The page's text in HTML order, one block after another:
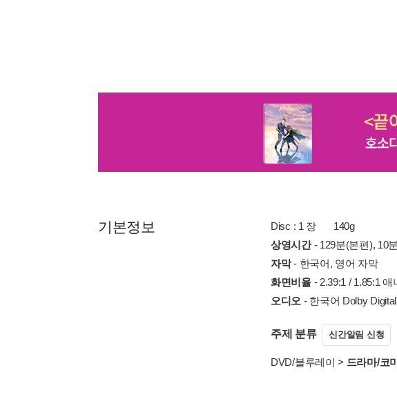
기본정보 Disc : 1 장
140g
상영시간- 129분(본편), 10
자막- 한국어, 영어 자막
화면비율- 2.39:1 / 1.85:1
오디오 - 한국어 Dolby
주제 분류 신간알림 신청
DVD/블루레이 > 드라마/코